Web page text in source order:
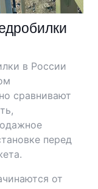
в России
сравнивают
перед
от